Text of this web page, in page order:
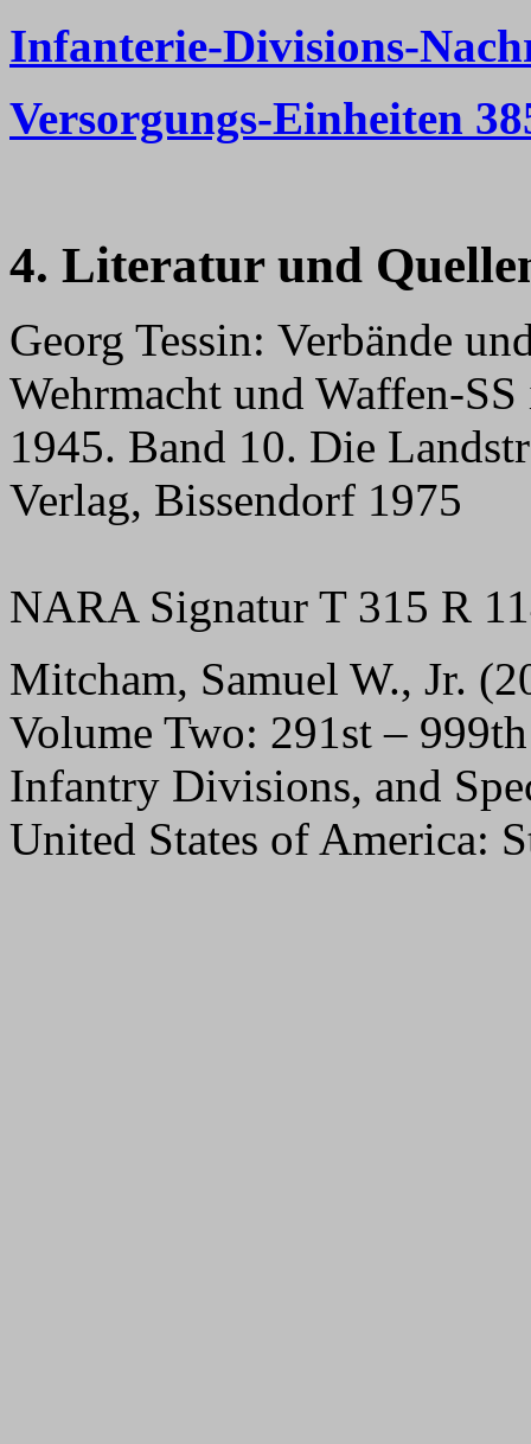
Infanterie-Divisions-
Versorgungs-Einheiten
4. Literatur und
Georg Tessin: Verbände
Wehrmacht und Waffen-
1945. Band 10. Die
Verlag, Bissendorf 1975
NARA Signatur T 315 R
Mitcham, Samuel W., Jr.
Volume Two: 291st –
Infantry Divisions, and
United States of America: